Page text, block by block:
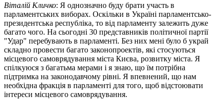
Віталій Кличко: Я однозначно буду брати участь в
парламентських виборах. Оскільки в Україні парламентсько-
президентська республіка, то від парламенту залежить дуже
багато чого. На сьогодні 30 представників політичної партії
"Удар" перебувають в парламенті. Без них мені було б украй
складно провести багато законопроектів, які стосуються
місцевого самоврядування міста Києва, розвитку міста. Я
спілкуюся з багатьма мерами і я знаю, що їм потрібна
підтримка на законодавчому рівні. Я впевнений, що нам
необхідна фракція в парламенті для того, щоб відстоювати
інтереси місцевого самоврядування.